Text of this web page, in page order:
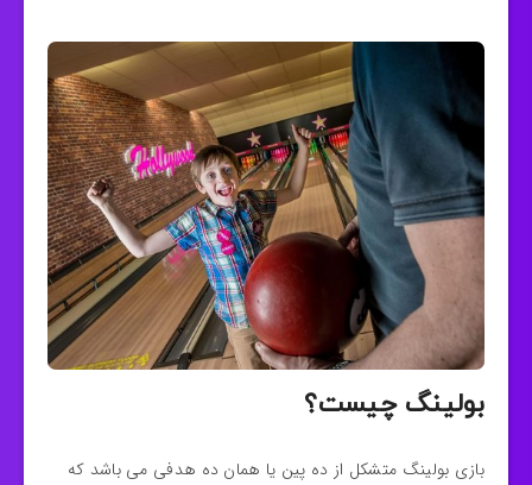
بولینگ چیست؟
بازی بولینگ متشکل از ده پین یا همان ده هدفی می باشد که